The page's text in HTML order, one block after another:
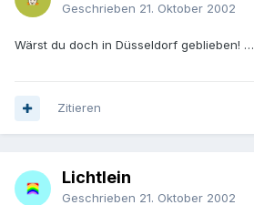
Geschrieben 21. Oktober 2002
Wärst du doch in Düsseldorf geblieben! …
Zitieren
Lichtlein
Geschrieben 21. Oktober 2002